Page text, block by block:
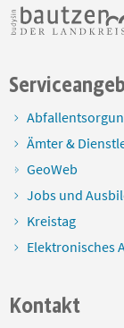
Kontakt
Ämter &
GeoWeb
Jobs und
Kreistag
Elektronisches